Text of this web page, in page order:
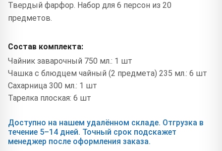
Твердый фарфор. Набор для 6 персон из 20
предметов.
Состав комплекта:
Чайник заварочный 750 мл.: 1 шт
Чашка с блюдцем чайный (2 предмета) 235 мл.: 6 шт
Сахарница 300 мл.: 1 шт
Тарелка плоская: 6 шт
Доступно на нашем удалённом складе. Отгрузка в
течение 5–14 дней. Точный срок подскажет
менеджер после оформления заказа.